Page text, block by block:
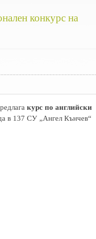
конкурс на
курс по английски
в 137 СУ „Ангел Кънчев“